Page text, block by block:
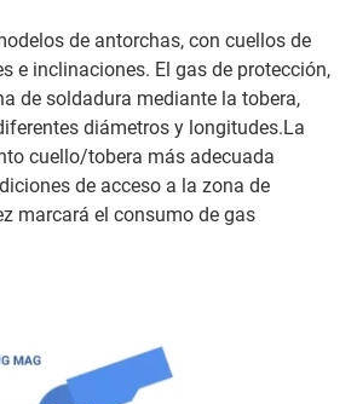
de antorchas, con cuellos de
e inclinaciones. El gas de protección,
de soldadura mediante la tobera,
diámetros y longitudes.La
cuello/tobera más adecuada
de acceso a la zona de
marcará el consumo de gas